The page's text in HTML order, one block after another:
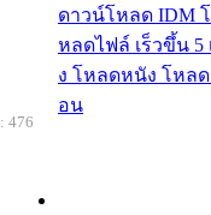
ดาวน์โหลด IDM โ
หลดไฟล์ เร็วขึ้น 5
ง โหลดหนัง โหลด
อน
476